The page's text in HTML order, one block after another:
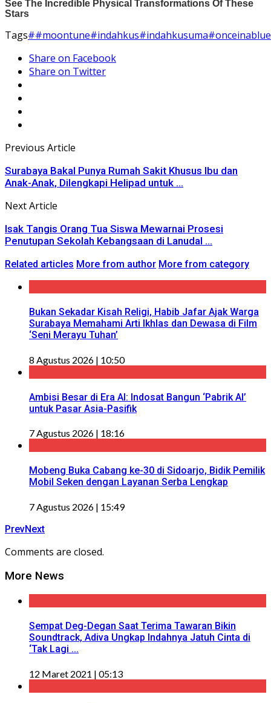
Tags##moontune#indahkus#indahkusuma
Share on Facebook
Share on Twitter
Previous Article
Surabaya Bakal Punya Rumah Sakit Khusus Ibu dan
Anak-Anak, Dilengkapi Helipad untuk ...
Next Article
Isak Tangis Orang Tua Siswa Mewarnai Prosesi
Penutupan Sekolah Kebangsaan di Lanudal ...
Related articles More from author More from category
Bukan Sekadar Kisah Religi, Habib Jafar Ajak Warga
Surabaya Memahami Arti Ikhlas dan Dewasa di Film
‘Seni Merayu Tuhan’
8 Agustus 2026 | 10:50
Ambisi Besar di Era AI: Indosat Bangun ‘Pabrik AI’
untuk Pasar Asia-Pasifik
7 Agustus 2026 | 18:16
Mobeng Buka Cabang ke-30 di Sidoarjo, Bidik Pemilik
Mobil Seken dengan Layanan Serba Lengkap
7 Agustus 2026 | 15:49
PrevNext
Comments are closed.
More News
Sempat Deg-Degan Saat Terima Tawaran Bikin
Soundtrack, Adiva Ungkap Indahnya Jatuh Cinta di
‘Tak Lagi ...
12 Maret 2021 | 05:13